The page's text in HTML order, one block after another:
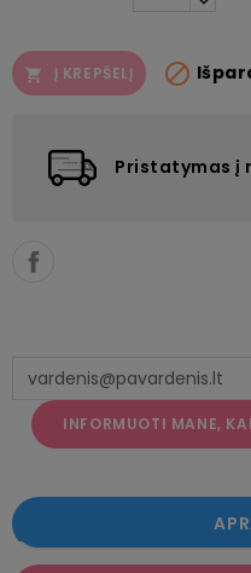
 Į KREPŠELĮ 
INFORMUOTI MANE,
Pristatymas į